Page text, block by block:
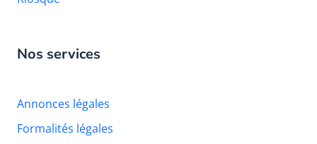
Nos services
Annonces légales
Formalités légales